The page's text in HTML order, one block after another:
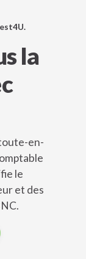
la
en-
le
et des